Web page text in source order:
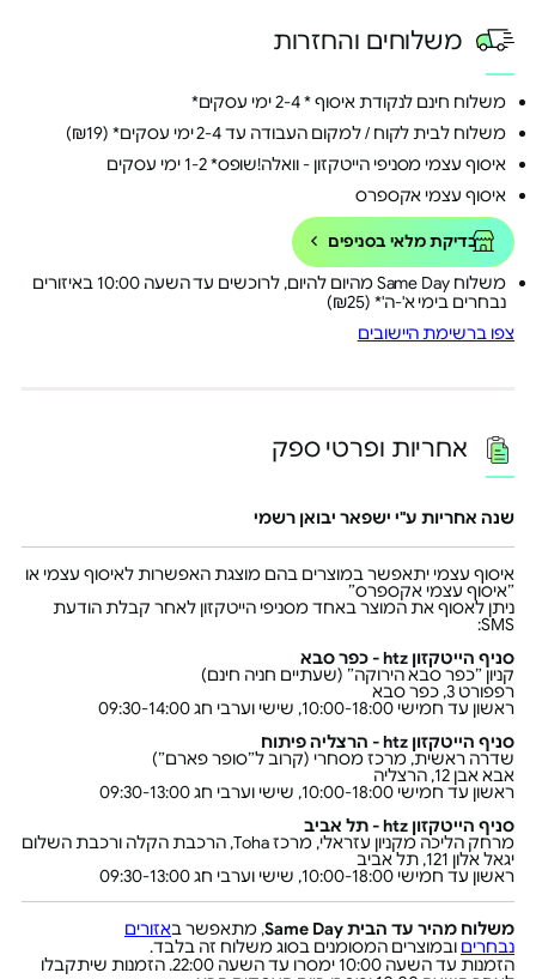
משלוחים והחזרות
משלוח חינם לנקודת איסוף * 2-4 ימי עסקים*
משלוח לבית לקוח / למקום העבודה עד 2-4 ימי עסקים* (₪19)
איסוף עצמי מסניפי הייטקזון - וואלה!שופס* 1-2 ימי עסקים
איסוף עצמי אקספרס
בדיקת מלאי בסניפים
משלוח Same Day מהיום להיום, לרוכשים עד השעה 10:00 באיזורים
נבחרים בימי א'-ה'* (₪25)
צפו ברשימת היישובים
אחריות ופרטי ספק
שנה אחריות ע"י ישפאר יבואן רשמי
איסוף עצמי יתאפשר במוצרים בהם מוצגת האפשרות לאיסוף עצמי או
״איסוף עצמי אקספרס״
ניתן לאסוף את המוצר באחד מסניפי הייטקזון לאחר קבלת הודעת
SMS:
סניף הייטקזון htz - כפר סבא
קניון ״כפר סבא הירוקה״ (שעתיים חניה חינם)
רפפורט 3, כפר סבא
ראשון עד חמישי 10:00-18:00, שישי וערבי חג 09:30-14:00
סניף הייטקזון htz - הרצליה פיתוח
שדרה ראשית, מרכז מסחרי (קרוב ל״סופר פארם״)
אבא אבן 12, הרצליה
ראשון עד חמישי 10:00-18:00, שישי וערבי חג 09:30-13:00
סניף הייטקזון htz - תל אביב
מרחק הליכה מקניון עזראלי, מרכז Toha, הרכבת הקלה ורכבת השלום
יגאל אלון 121, תל אביב
ראשון עד חמישי 10:00-18:00, שישי וערבי חג 09:30-13:00
משלוח מהיר עד הבית Same Day , מתאפשר באזורים
נבחרים ובמוצרים המסומנים בסוג משלוח זה בלבד.
הזמנות עד השעה 10:00 ימסרו עד השעה 22:00. הזמנות שיתקבלו